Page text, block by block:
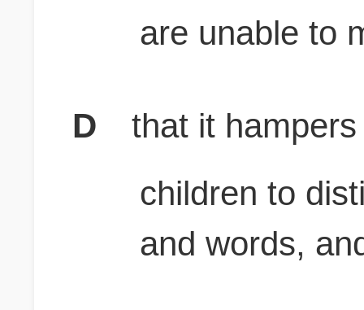
are unable to
D
that it
children to
and words,